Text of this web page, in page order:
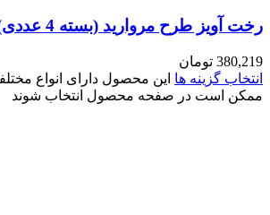
رخت آویز طرح مروارید (بسته 4 عددی)
380,219 تومان
انتخاب گزینه ها این محصول دارای انواع
ممکن است در صفحه محصول انتخاب شوند